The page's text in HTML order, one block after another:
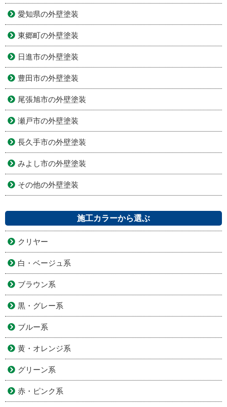
愛知県の外壁塗装
東郷町の外壁塗装
日進市の外壁塗装
豊田市の外壁塗装
尾張旭市の外壁塗装
瀬戸市の外壁塗装
長久手市の外壁塗装
みよし市の外壁塗装
その他の外壁塗装
施工カラーから選ぶ
クリヤー
白・ベージュ系
ブラウン系
黒・グレー系
ブルー系
黄・オレンジ系
グリーン系
赤・ピンク系